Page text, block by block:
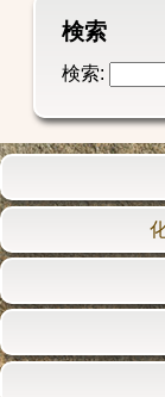
検索
検索: